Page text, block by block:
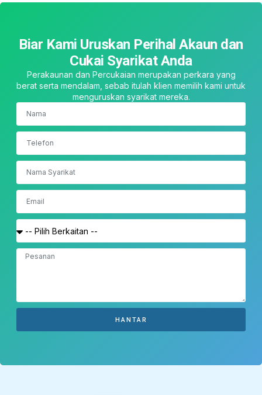
Biar Kami Uruskan Perihal Akaun dan
Cukai Syarikat Anda
Perakaunan dan Percukaian merupakan perkara yang
berat serta mendalam, sebab itulah klien memilih kami untuk
menguruskan syarikat mereka.
HANTAR